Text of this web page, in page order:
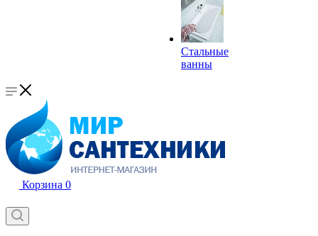
Стальные
ванны
Корзина 0